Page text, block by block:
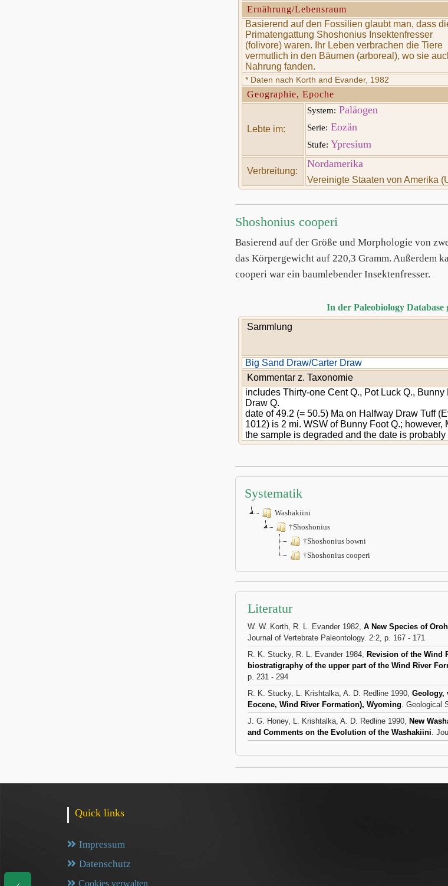
Ernährung/Lebensraum
Basierend auf den Fossilien glaubt man, dass
Primatengattung Shoshonius Insektenfresser
(folivore) waren. Ihr Leben verbrachen die Tiere
vermutlich in den Bäumen (arboreal), wo sie
Nahrung fanden.
* Daten nach Korth and Evander, 1982
Geographie, Epoche
Lebte im:
System: Paläogen
Serie: Eozän
Stufe: Ypresium
Verbreitung:
Nordamerika
Vereinigte Staaten von Amerika
Shoshonius cooperi
Basierend auf der Größe und Morphologie von
das Körpergewicht auf 220,3 Gramm. Außerdem
cooperi war ein baumlebender Insektenfresser.
In der Paleobiology Database
Sammlung
Big Sand Draw/Carter Draw
Kommentar z. Taxonomie
includes Thirty-one Cent Q., Pot Luck Q.,
Draw Q.
date of 49.2 (= 50.5) Ma on Halfway Draw Tuff
1012) is 2 mi. WSW of Bunny Foot Q.; however,
the sample is degraded and the date is probably
Systematik
Washakiini
†Shoshonius
†Shoshonius bowni
†Shoshonius cooperi
Literatur
W. W. Korth, R. L. Evander 1982, A New Species of
Journal of Vertebrate Paleontology. 2:2, p. 167 - 171
R. K. Stucky, R. L. Evander 1984, Revision of the Wind
biostratigraphy of the upper part of the Wind River
p. 231 - 294
R. K. Stucky, L. Krishtalka, A. D. Redline 1990, Geology,
Eocene, Wind River Formation), Wyoming. Geological
J. G. Honey, L. Krishtalka, A. D. Redline 1990, New
and Comments on the Evolution of the Washakiini.
Quick links
Impressum
Datenschutz
Cookies verwalten